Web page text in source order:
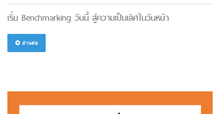
เริ่ม Benchmarking วันนี้ สู่ความเป็นเลิศในวันหน้า
อ่านต่อ